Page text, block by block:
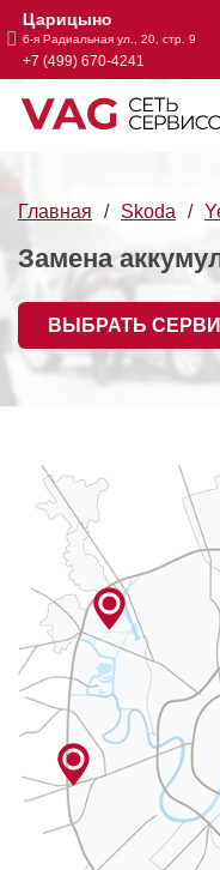
Царицыно
6-я Радиальная ул., 20, стр. 9
+7 (499) 670-4241
Главная Skoda
Замена
ВЫБРАТЬ